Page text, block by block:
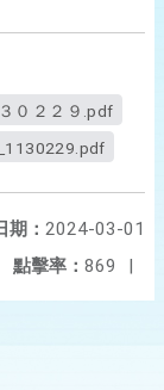
３０２２９.pdf
_1130229.pdf
期： 2024-03-01
點擊率： 869 |